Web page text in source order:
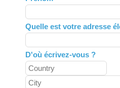
Quelle est votre adresse
D'où écrivez-vous ?